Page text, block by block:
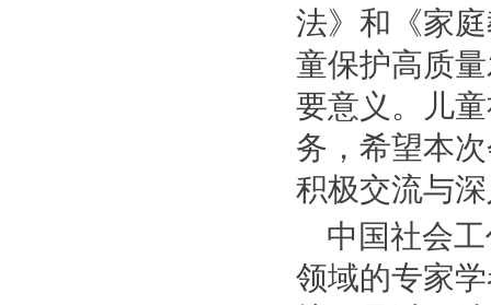
法》和《家
童保护高质
要意义。儿
务，希望本
积极交流与
中国社会
领域的专家